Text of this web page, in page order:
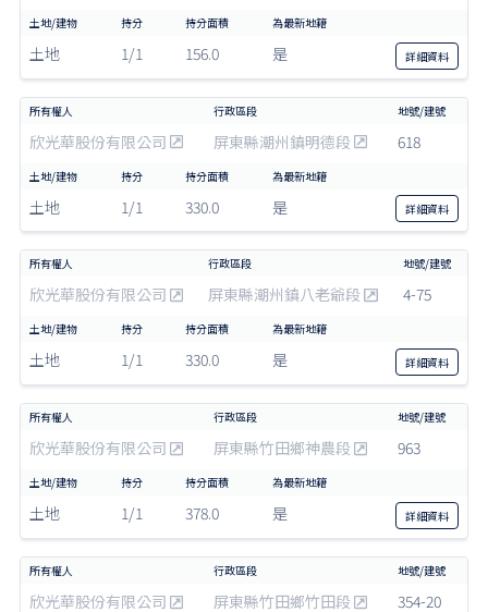
土地 1/1 156.0 是 詳細資料
欣光華股份有限公司 屏東縣潮州鎮明德段 618
土地 1/1 330.0 是 詳細資料
欣光華股份有限公司 屏東縣潮州鎮八老爺段 4-75
土地 1/1 330.0 是 詳細資料
欣光華股份有限公司 屏東縣竹田鄉神農段 963
土地 1/1 378.0 是 詳細資料
欣光華股份有限公司 屏東縣竹田鄉竹田段 354-20